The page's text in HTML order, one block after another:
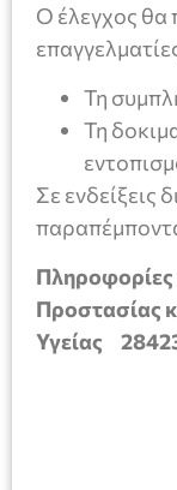
Ο έλεγχος θα
Τη
Τη
Σε ενδείξεις
Προστασίας
Υγείας